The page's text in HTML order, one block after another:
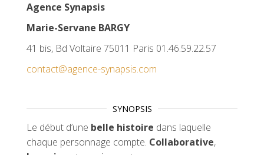
Agence Synapsis
Marie-Servane BARGY
41 bis, Bd Voltaire 75011 Paris 01.46.59.22.57
contact@agence-synapsis.com
SYNOPSIS
Le début d’une belle histoire dans laquelle
chaque personnage compte. Collaborative,